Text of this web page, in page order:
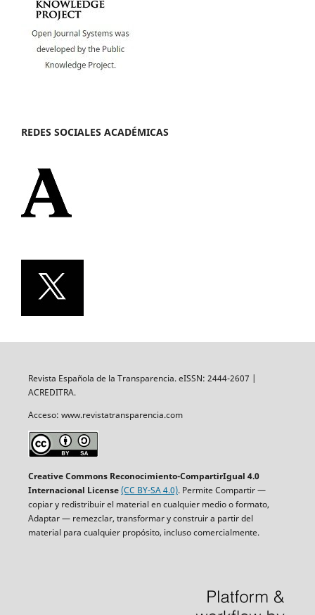
REDES SOCIALES ACADÉMICAS
Revista Española de la Transparencia. eISSN: 2444-2607 |
ACREDITRA.
Acceso: www.revistatransparencia.com
Creative Commons Reconocimiento-CompartirIgual 4.0
Internacional License(CC BY-SA 4.0). Permite Compartir —
copiar y redistribuir el material en cualquier medio o formato,
Adaptar — remezclar, transformar y construir a partir del
material para cualquier propósito, incluso comercialmente.